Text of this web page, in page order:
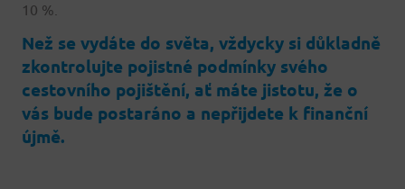
10 %.
Než se vydáte do světa, vždycky si důkladně
zkontrolujte pojistné podmínky svého
cestovního pojištění, ať máte jistotu, že o
vás bude postaráno a nepřijdete k finanční
újmě.